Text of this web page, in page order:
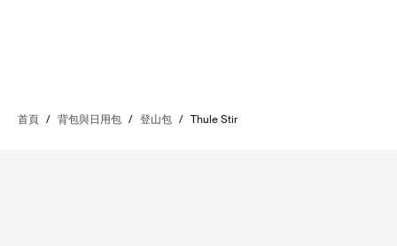
首頁 / 背包與日用包 / 登山包 / Thule Stir